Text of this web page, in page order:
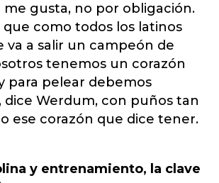
gusta, no por obligación.
que como todos los latinos
va a salir un campeón de
tenemos un corazón
para pelear debemos
dice Werdum, con puños tan
ese corazón que dice tener.
y entrenamiento, la clave